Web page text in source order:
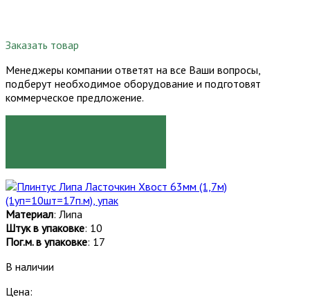
Заказать товар
Менеджеры компании ответят на все Ваши вопросы,
подберут необходимое оборудование и подготовят
коммерческое предложение.
Материал: Липа
Штук в упаковке: 10
Пог.м. в упаковке: 17
В наличии
Цена: